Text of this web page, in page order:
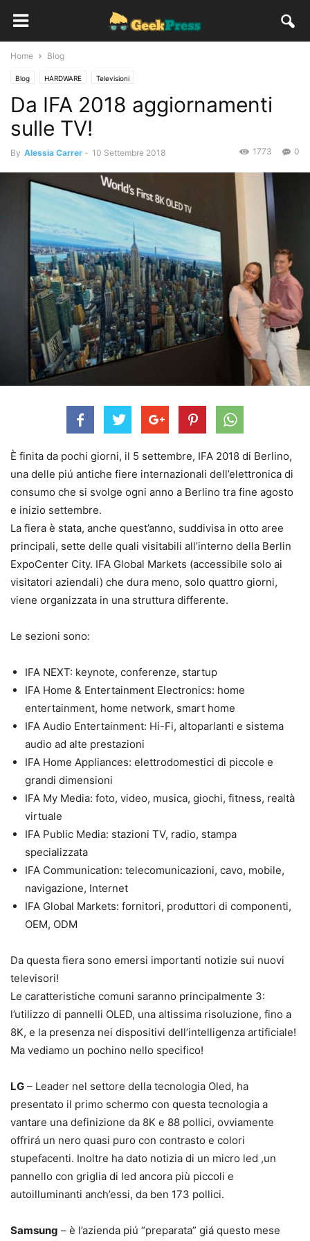
Home Blog
Blog HARDWARE Televisioni
Da IFA 2018 aggiornamenti
sulle TV!
By Alessia Carrer - 10 Settembre 2018 0
1773
È finita da pochi giorni, il 5 settembre, IFA 2018 di Berlino,
una delle piú antiche fiere internazionali dell’elettronica di
consumo che si svolge ogni anno a Berlino tra fine agosto
e inizio settembre.
La fiera è stata, anche quest’anno, suddivisa in otto aree
principali, sette delle quali visitabili all’interno della Berlin
ExpoCenter City. IFA Global Markets (accessibile solo ai
visitatori aziendali) che dura meno, solo quattro giorni,
viene organizzata in una struttura differente.
Le sezioni sono:
IFA NEXT: keynote, conferenze, startup
IFA Home & Entertainment Electronics: home
entertainment, home network, smart home
IFA Audio Entertainment: Hi-Fi, altoparlanti e sistema
audio ad alte prestazioni
IFA Home Appliances: elettrodomestici di piccole e
grandi dimensioni
IFA My Media: foto, video, musica, giochi, fitness, realtà
virtuale
IFA Public Media: stazioni TV, radio, stampa
specializzata
IFA Communication: telecomunicazioni, cavo, mobile,
navigazione, Internet
IFA Global Markets: fornitori, produttori di componenti,
OEM, ODM
Da questa fiera sono emersi importanti notizie sui nuovi
televisori!
Le caratteristiche comuni saranno principalmente 3:
l’utilizzo di pannelli OLED, una altissima risoluzione, fino a
8K, e la presenza nei dispositivi dell’intelligenza artificiale!
Ma vediamo un pochino nello specifico!
LG – Leader nel settore della tecnologia Oled, ha
presentato il primo schermo con questa tecnologia a
vantare una definizione da 8K e 88 pollici, ovviamente
offrirá un nero quasi puro con contrasto e colori
stupefacenti. Inoltre ha dato notizia di un micro led ,un
pannello con griglia di led ancora più piccoli e
autoilluminanti anch’essi, da ben 173 pollici.
Samsung – è l’azienda piú “preparata” giá questo mese